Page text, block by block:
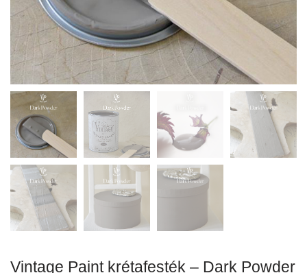
Vintage Paint krétafesték – Dark Powder